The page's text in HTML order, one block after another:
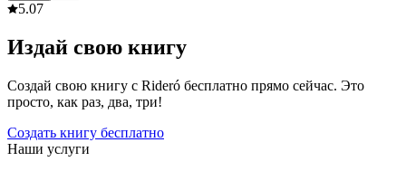
5.07
Издай свою книгу
Создай свою книгу с Rideró бесплатно прямо сейчас. Это
просто, как раз, два, три!
Создать книгу бесплатно
Наши услуги